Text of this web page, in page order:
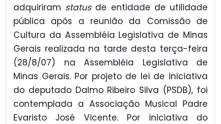
adquiriram statusde entidade de utilidade
pública após a reunião da Comissão de
Cultura da Assembléia Legislativa de Minas
Gerais realizada na tarde desta terça-feira
(28/8/07) na Assembléia Legislativa de
Minas Gerais. Por projeto de lei de iniciativa
do deputado Dalmo Ribeiro Silva (PSDB), foi
contemplada a Associação Musical Padre
Evaristo José Vicente. Por iniciativa do